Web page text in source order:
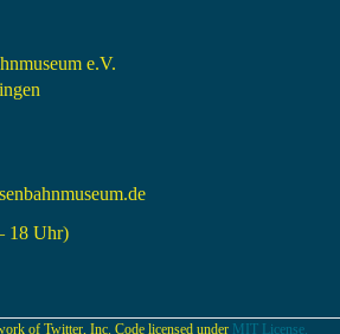
e.V.
18 Uhr)
of Twitter, Inc. Code licensed under MIT License.